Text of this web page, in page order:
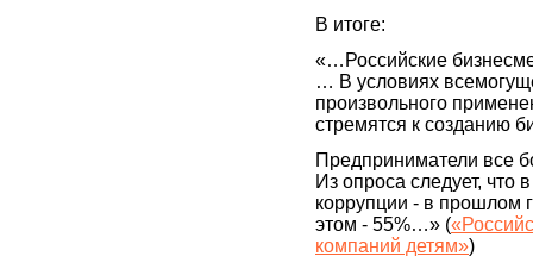
В итоге:
«…Российские
… В условиях
произвольного
стремятся к созданию
Предприниматели все
Из опроса следует, что
коррупции - в прошлом
этом - 55%…» (
компаний детям»)